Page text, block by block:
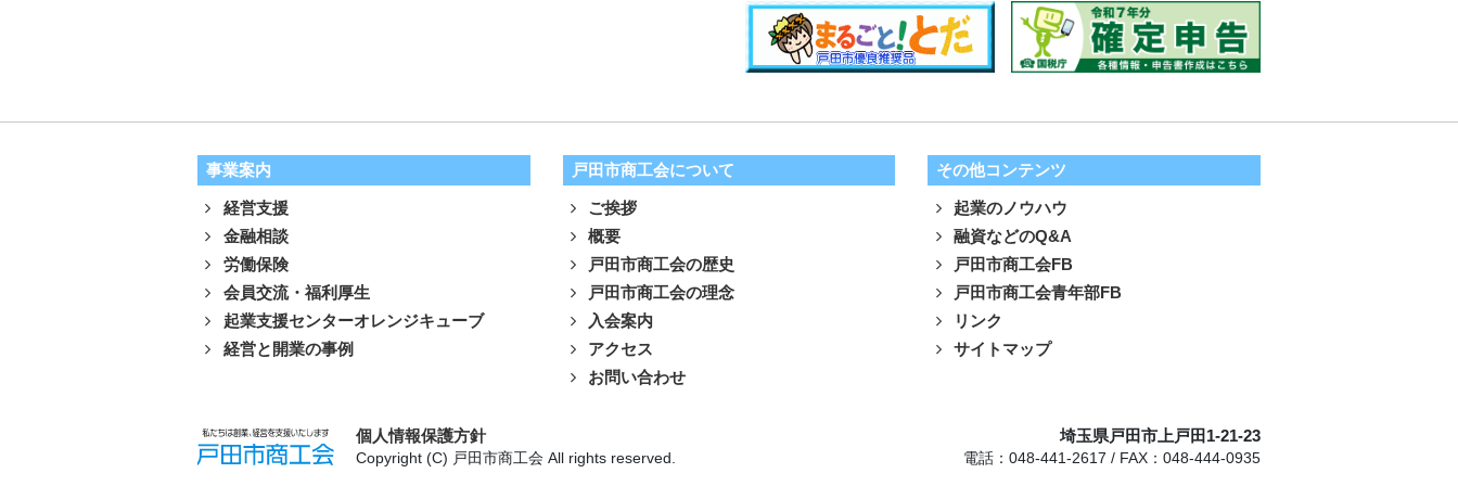
事業案内
経営支援
金融相談
労働保険
会員交流・福利厚生
起業支援センターオレンジキューブ
経営と開業の事例
戸田市商工会について
ご挨拶
概要
戸田市商工会の歴史
戸田市商工会の理念
入会案内
アクセス
お問い合わせ
その他コンテンツ
起業のノウハウ
融資などのQ&A
戸田市商工会FB
戸田市商工会青年部FB
リンク
サイトマップ
個人情報保護方針
Copyright (C) 戸田市商工会 All rights reserved.
埼玉県戸田市上戸田1-21-23
電話：048-441-2617 / FAX：048-444-0935